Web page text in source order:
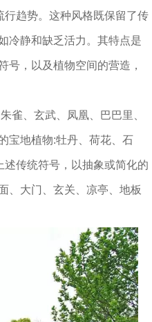
行趋势。这种风格既保留了传
冷静和缺乏活力。其特点是
号，以及植物空间的营造，
雀、玄武、凤凰、巴巴里、
宝地植物:牡丹、荷花、石
述传统符号，以抽象或简化的
、大门、玄关、凉亭、地板